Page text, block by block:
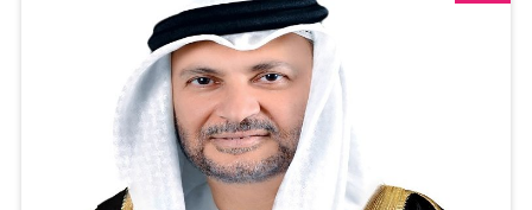
القائمة في أساسها على احترام الأديان ومعتقدات الآخرين.
وأشار إلى أن الكراهية لا يمكن تصنيفها بأي حال حرية رأي.